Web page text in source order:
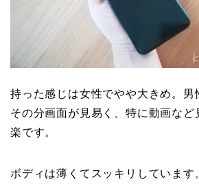
持った感じは女性でやや大きめ。男
その分画面が見易く、特に動画など
楽です。
ボディは薄くてスッキリしています